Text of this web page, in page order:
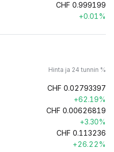
CHF 0.999199
+0.01%
Hinta ja 24 tunnin %
CHF 0.02793397
+62.19%
CHF 0.00626819
+3.30%
CHF 0.113236
+26.22%